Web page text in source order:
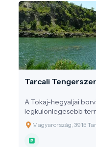
Tarcali
A Tokaj-hegyaljai
legkülönlegesebb
Tarcal szélén
született tengerszem.
sziklafalak ölelésében
Magyarország, 3915